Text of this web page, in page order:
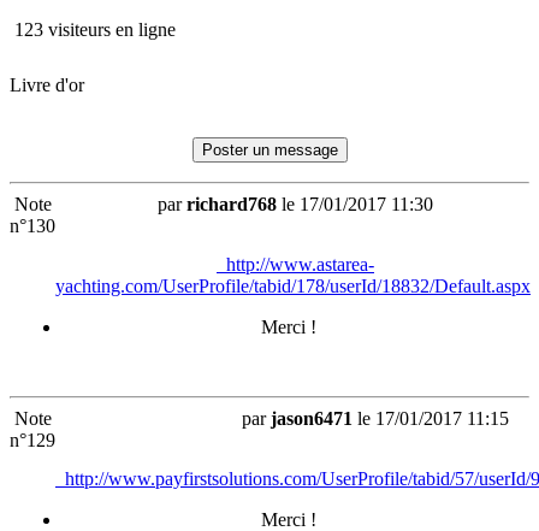
123 visiteurs en ligne
Livre d'or
Poster un message
Note
n°130
parrichard768 le 17/01/2017 11:30
http://www.astarea-
yachting.com/UserProfile/tabid/178/userId/18832/Default.aspx
Merci !
Note
n°129
parjason6471 le 17/01/2017 11:15
http://www.payfirstsolutions.com/UserProfile/tabid/57/userId/
Merci !